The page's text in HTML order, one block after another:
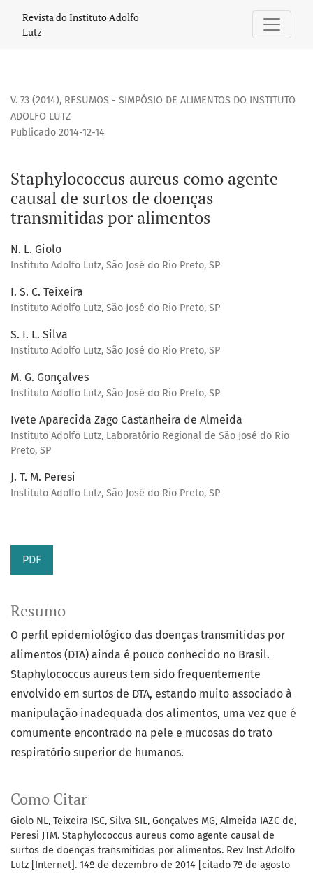
Staphylococcus aureus como agente causal de surtos de
Revista do Instituto Adolfo
Lutz
V. 73 (2014), RESUMOS - SIMPÓSIO DE ALIMENTOS DO INSTITUTO
ADOLFO LUTZ
Staphylococcus aureus como agente
causal de surtos de doenças
transmitidas por alimentos
Publicado 2014-12-14
N. L. Giolo
Instituto Adolfo Lutz, São José do Rio Preto, SP
I. S. C. Teixeira
Instituto Adolfo Lutz, São José do Rio Preto, SP
S. I. L. Silva
Instituto Adolfo Lutz, São José do Rio Preto, SP
M. G. Gonçalves
Instituto Adolfo Lutz, São José do Rio Preto, SP
Ivete Aparecida Zago Castanheira de Almeida
Instituto Adolfo Lutz, Laboratório Regional de São José do Rio
Preto, SP
J. T. M. Peresi
Instituto Adolfo Lutz, São José do Rio Preto, SP
PDF
Como Citar
Giolo NL, Teixeira ISC, Silva SIL, Gonçalves MG, Almeida IAZC de,
Peresi JTM. Staphylococcus aureus como agente causal de
surtos de doenças transmitidas por alimentos. Rev Inst Adolfo
Lutz [Internet]. 14º de dezembro de 2014 [citado 7º de agosto
Resumo
O perfil epidemiológico das doenças transmitidas por
alimentos (DTA) ainda é pouco conhecido no Brasil.
Staphylococcus aureus tem sido frequentemente
envolvido em surtos de DTA, estando muito associado à
manipulação inadequada dos alimentos, uma vez que é
comumente encontrado na pele e mucosas do trato
respiratório superior de humanos.